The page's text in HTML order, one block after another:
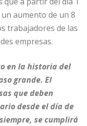
aumento de un 8
trabajadores de las
empresas.
en la historia del
grande. El
que deben
desde el día de
se cumplirá